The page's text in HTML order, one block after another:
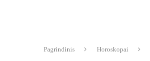
Pagrindinis Horoskopai